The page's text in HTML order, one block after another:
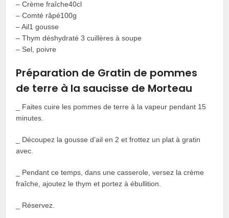
– Crème fraîche40cl
– Comté râpé100g
– Ail1 gousse
– Thym déshydraté 3 cuillères à soupe
– Sel, poivre
Préparation de Gratin de pommes
de terre à la saucisse de Morteau
_ Faites cuire les pommes de terre à la vapeur pendant 15
minutes.
_ Découpez la gousse d’ail en 2 et frottez un plat à gratin
avec.
_ Pendant ce temps, dans une casserole, versez la crème
fraîche, ajoutez le thym et portez à ébullition.
_ Réservez.